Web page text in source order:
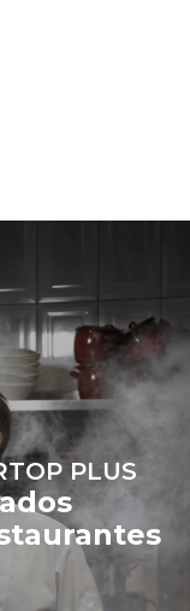
partir de fontes
Protocol
calculada
as seguintes
semanais (52
ano):
longas
PLUS